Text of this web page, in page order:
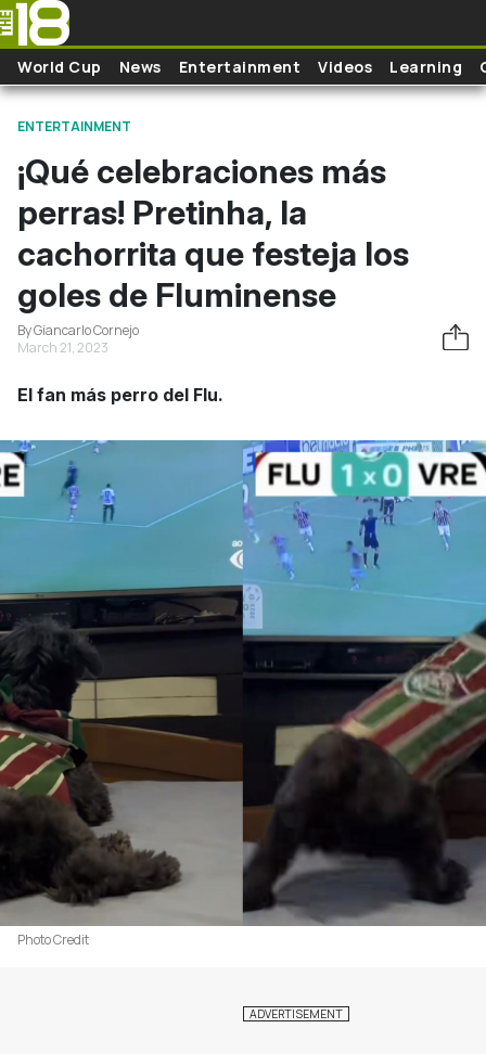
Skip to main content
World Cup News Entertainment Videos Learning
ENTERTAINMENT
¡Qué celebraciones más
perras! Pretinha, la
cachorrita que festeja los
goles de Fluminense
By Giancarlo Cornejo
March 21, 2023
El fan más perro del Flu.
Photo Credit